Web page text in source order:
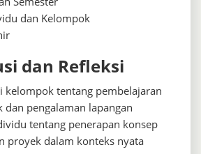
dan Kelompok
dan Refleksi
kelompok tentang pembelajaran
dan pengalaman lapangan
tentang penerapan konsep
proyek dalam konteks nyata